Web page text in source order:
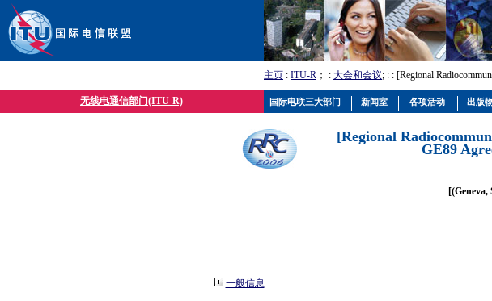
主页 : ITU-R ； : 大会和会议; : : [Regional
无线电通信部门(ITU-R)
[Regional
GE89
[(Geneva,
一般信息
国际电联三大部门 新闻室 各项活动 出版